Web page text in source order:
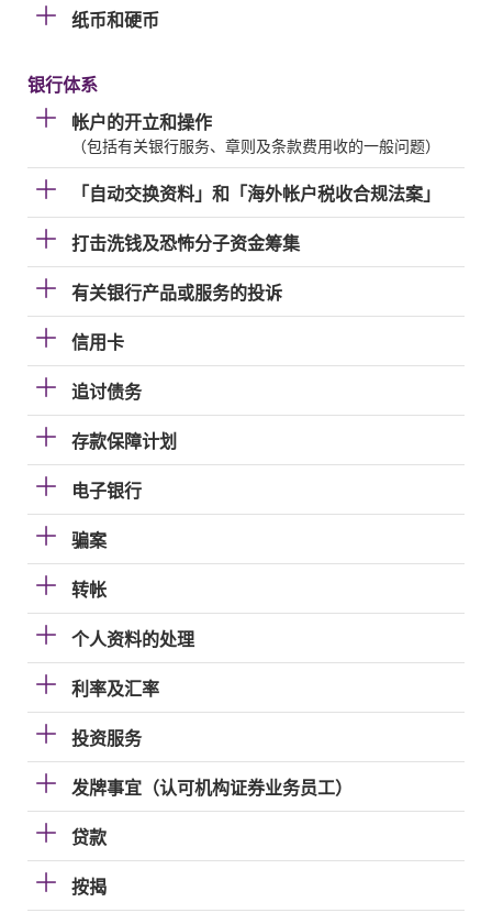
纸币和硬币
银行体系
帐户的开立和操作
（包括有关银行服务、章则及条款费用收的一般问题）
「自动交换资料」和「海外帐户税收合规法案」
打击洗钱及恐怖分子资金筹集
有关银行产品或服务的投诉
信用卡
追讨债务
存款保障计划
电子银行
骗案
转帐
个人资料的处理
利率及汇率
投资服务
发牌事宜（认可机构证券业务员工）
贷款
按揭